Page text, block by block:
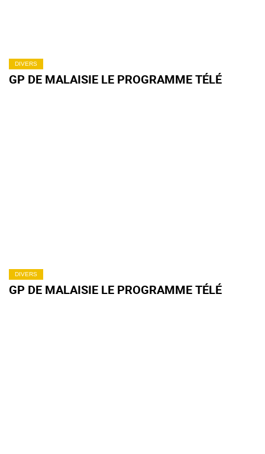
DIVERS
GP DE MALAISIE LE PROGRAMME TÉLÉ
DIVERS
GP DE MALAISIE LE PROGRAMME TÉLÉ